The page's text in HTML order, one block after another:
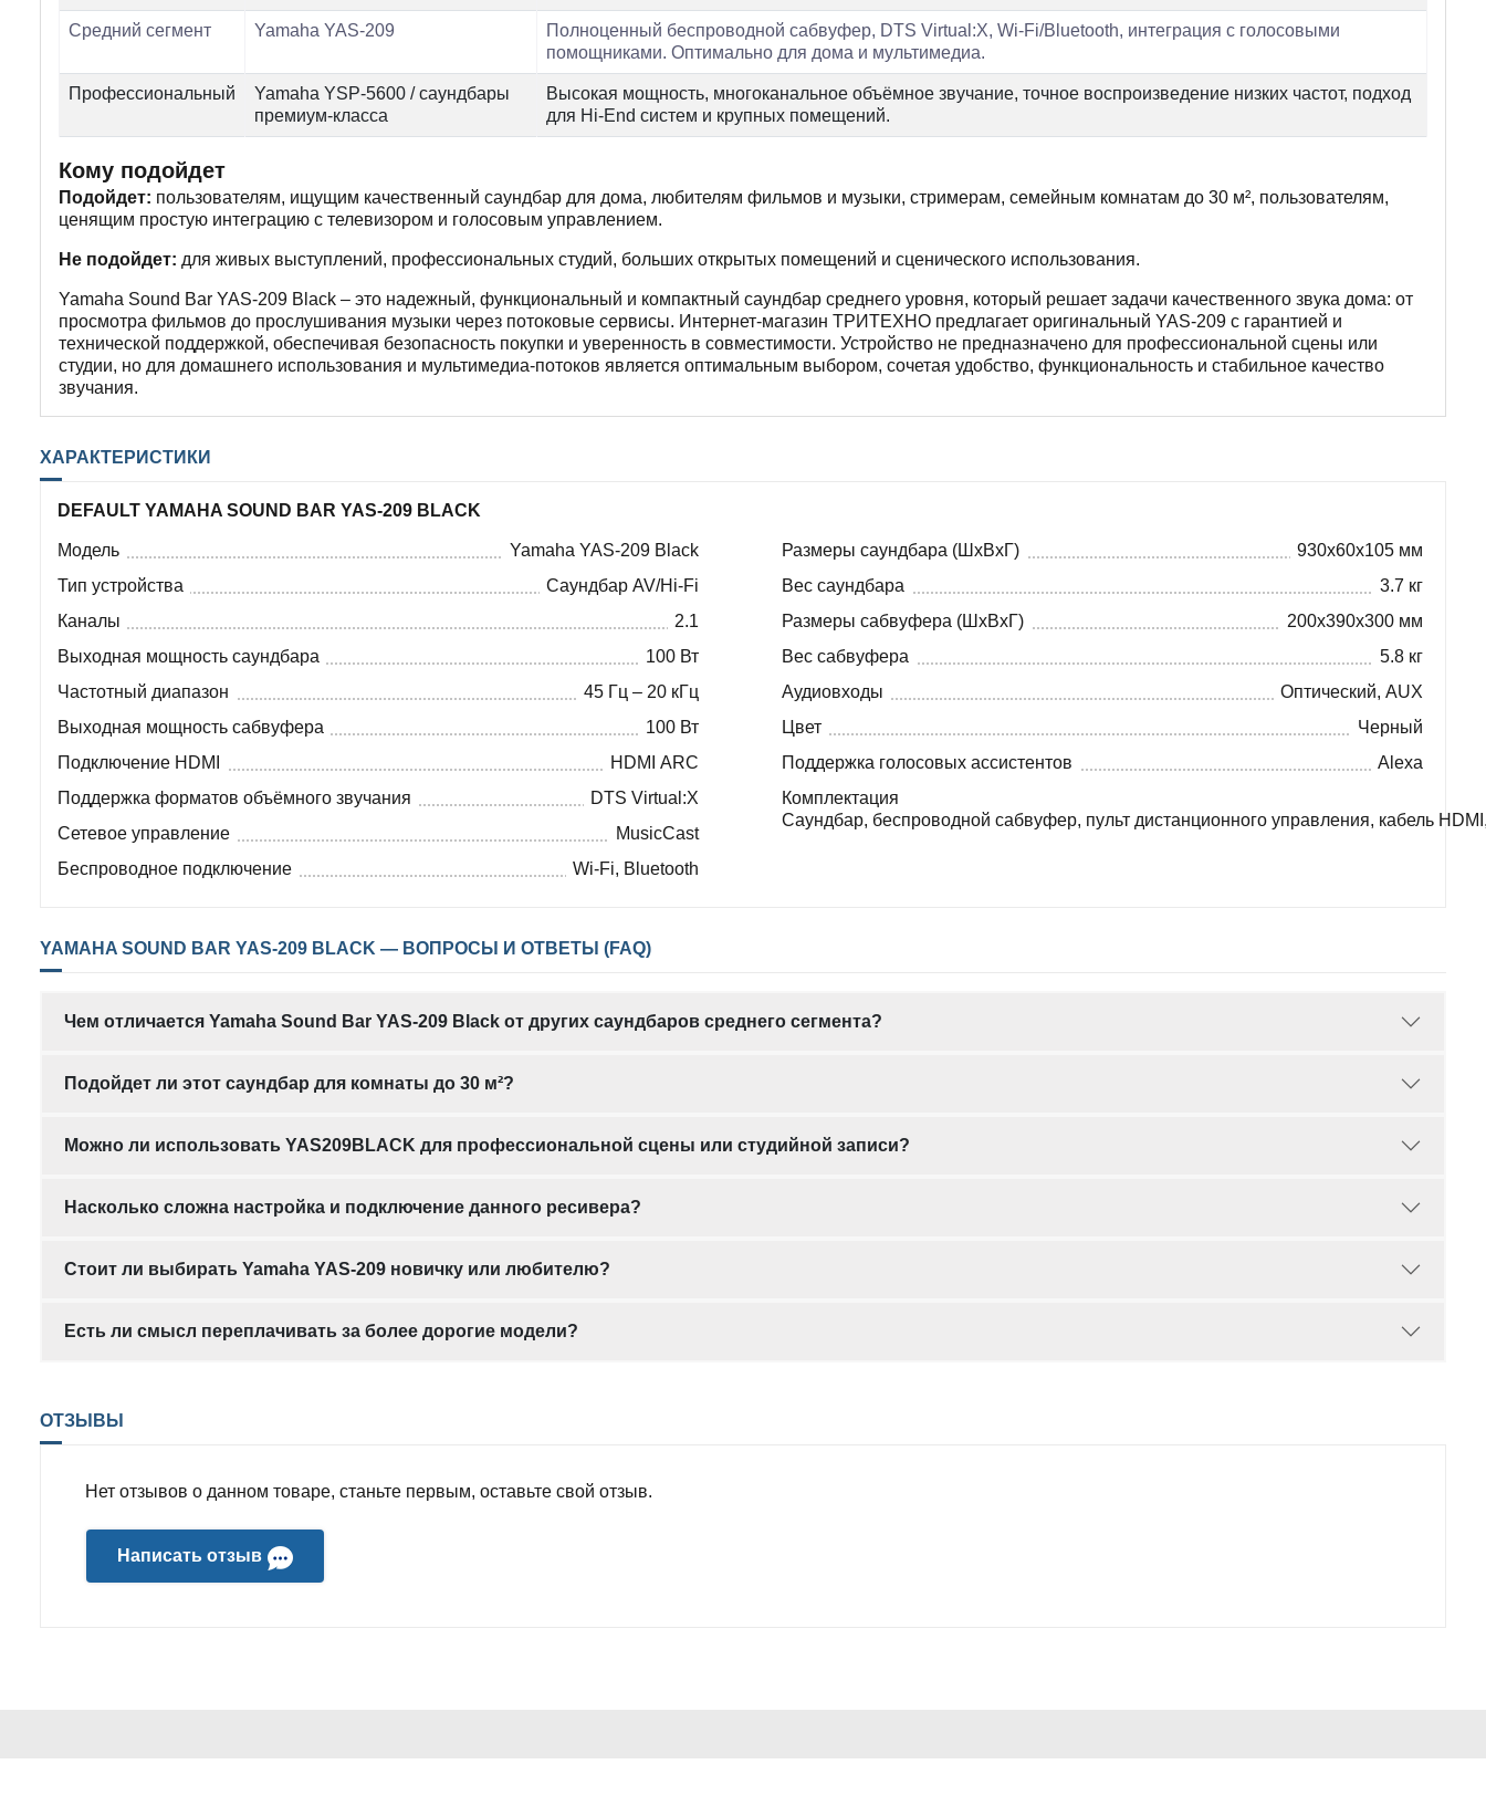
Средний сегмент Yamaha YAS-209
Полноценный беспроводной сабвуфер, DTS Virtual:X, Wi-Fi/Bluetooth, интеграция с голосовыми
помощниками. Оптимально для дома и мультимедиа.
Профессиональный
Yamaha YSP-5600 / саундбары
премиум-класса
Высокая мощность, многоканальное объёмное звучание, точное воспроизведение низких частот, подход
для Hi-End систем и крупных помещений.
Кому подойдет
Подойдет: пользователям, ищущим качественный саундбар для дома, любителям фильмов и музыки, стримерам, семейным комнатам до 30 м², пользователям,
ценящим простую интеграцию с телевизором и голосовым управлением.
Не подойдет: для живых выступлений, профессиональных студий, больших открытых помещений и сценического использования.
Yamaha Sound Bar YAS-209 Black – это надежный, функциональный и компактный саундбар среднего уровня, который решает задачи качественного звука дома: от
просмотра фильмов до прослушивания музыки через потоковые сервисы. Интернет-магазин ТРИТЕХНО предлагает оригинальный YAS-209 с гарантией и
технической поддержкой, обеспечивая безопасность покупки и уверенность в совместимости. Устройство не предназначено для профессиональной сцены или
студии, но для домашнего использования и мультимедиа-потоков является оптимальным выбором, сочетая удобство, функциональность и стабильное качество
звучания.
ХАРАКТЕРИСТИКИ
DEFAULT YAMAHA SOUND BAR YAS-209 BLACK
Модель
Yamaha YAS-209 Black
Тип устройства
Саундбар AV/Hi-Fi
Каналы
2.1
Выходная мощность саундбара
100 Вт
Частотный диапазон
45 Гц – 20 кГц
Выходная мощность сабвуфера
100 Вт
Подключение HDMI
HDMI ARC
Поддержка форматов объёмного звучания
DTS Virtual:X
Сетевое управление
MusicCast
Беспроводное подключение
Wi-Fi, Bluetooth
Размеры саундбара (ШxВxГ)
930x60x105 мм
Вес саундбара
3.7 кг
Размеры сабвуфера (ШxВxГ)
200x390x300 мм
Вес сабвуфера
5.8 кг
Аудиовходы
Оптический, AUX
Цвет
Черный
Поддержка голосовых ассистентов
Alexa
Комплектация
Саундбар, беспроводной сабвуфер, пульт дистанционного управления, кабель
YAMAHA SOUND BAR YAS-209 BLACK — ВОПРОСЫ И ОТВЕТЫ (FAQ)
Чем отличается Yamaha Sound Bar YAS-209 Black от других саундбаров среднего сегмента?
Подойдет ли этот саундбар для комнаты до 30 м²?
Можно ли использовать YAS209BLACK для профессиональной сцены или студийной записи?
Насколько сложна настройка и подключение данного ресивера?
Стоит ли выбирать Yamaha YAS-209 новичку или любителю?
Есть ли смысл переплачивать за более дорогие модели?
ОТЗЫВЫ
Нет отзывов о данном товаре, станьте первым, оставьте свой отзыв.
Написать отзыв